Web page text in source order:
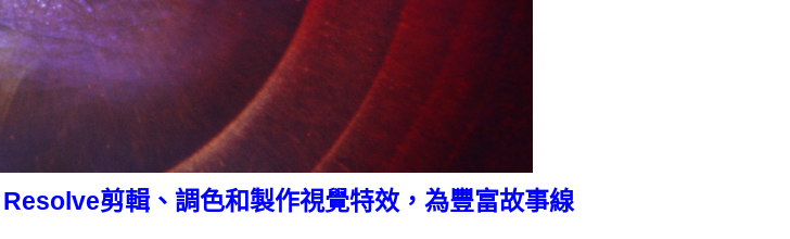
剪輯、調色和製作視覺特效，為豐富故事線